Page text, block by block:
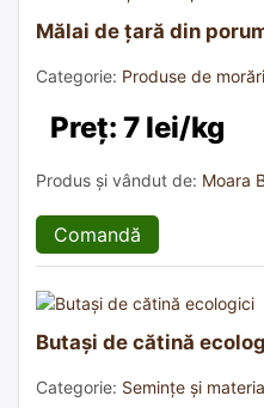
Mălai de țară din
Categorie: Produse de
Preț: 7 lei/kg
Produs și vândut de: Moara
Comandă
Butași de cătină
Categorie: Semințe și